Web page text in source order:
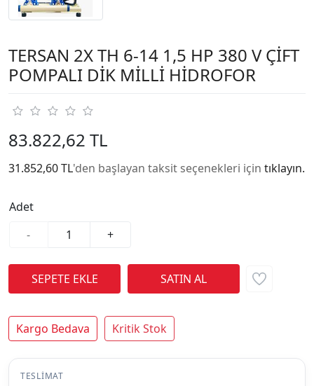
TERSAN 2X TH 6-14 1,5 HP 380 V ÇİFT
POMPALI DİK MİLLİ HİDROFOR
83.822,62 TL
31.852,60 TL'den başlayan taksit seçenekleri için tıklayın.
Adet
-
+
Kargo Bedava Kritik Stok
TESLIMAT